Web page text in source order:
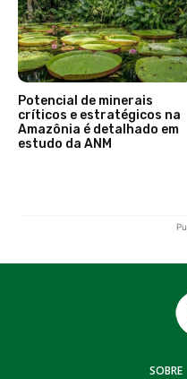
Potencial de minerais
críticos e estratégicos na
Amazônia é detalhado em
estudo da ANM
SOBRE